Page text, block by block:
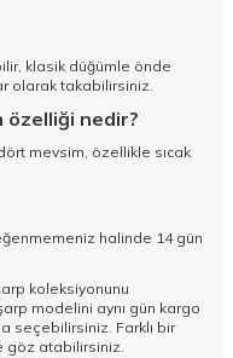
klasik düğümle önde
olarak takabilirsiniz.
özelliği nedir?
mevsim, özellikle sıcak
halinde 14 gün
koleksiyonunu
modelini aynı gün kargo
seçebilirsiniz. Farklı bir
göz atabilirsiniz.